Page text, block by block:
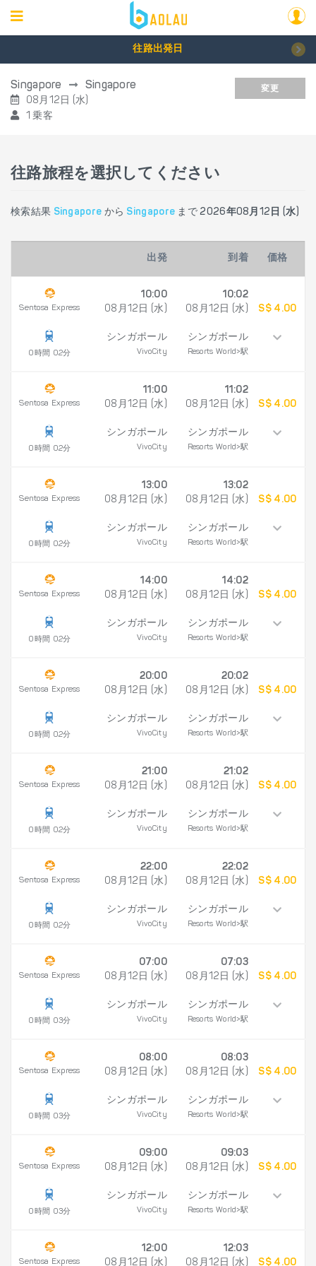
往路出発日
Singapore Singapore
08月12日 (水)
1 乗客
変更
往路旅程を選択してください
検索結果 Singapore から Singapore まで2026年08月12日 (水)
出発 到着 価格
Sentosa Express
0時間 02分
10:00
08月12日 (水)
シンガポール
VivoCity
10:02
08月12日 (水)
シンガポール
Resorts World>駅
S$ 4.00
Sentosa Express
0時間 02分
11:00
08月12日 (水)
シンガポール
VivoCity
11:02
08月12日 (水)
シンガポール
Resorts World>駅
S$ 4.00
Sentosa Express
0時間 02分
13:00
08月12日 (水)
シンガポール
VivoCity
13:02
08月12日 (水)
シンガポール
Resorts World>駅
S$ 4.00
Sentosa Express
0時間 02分
14:00
08月12日 (水)
シンガポール
VivoCity
14:02
08月12日 (水)
シンガポール
Resorts World>駅
S$ 4.00
Sentosa Express
0時間 02分
20:00
08月12日 (水)
シンガポール
VivoCity
20:02
08月12日 (水)
シンガポール
Resorts World>駅
S$ 4.00
Sentosa Express
0時間 02分
21:00
08月12日 (水)
シンガポール
VivoCity
21:02
08月12日 (水)
シンガポール
Resorts World>駅
S$ 4.00
Sentosa Express
0時間 02分
22:00
08月12日 (水)
シンガポール
VivoCity
22:02
08月12日 (水)
シンガポール
Resorts World>駅
S$ 4.00
Sentosa Express
0時間 03分
07:00
08月12日 (水)
シンガポール
VivoCity
07:03
08月12日 (水)
シンガポール
Resorts World>駅
S$ 4.00
Sentosa Express
0時間 03分
08:00
08月12日 (水)
シンガポール
VivoCity
08:03
08月12日 (水)
シンガポール
Resorts World>駅
S$ 4.00
Sentosa Express
0時間 03分
09:00
08月12日 (水)
シンガポール
VivoCity
09:03
08月12日 (水)
シンガポール
Resorts World>駅
S$ 4.00
Sentosa Express
12:00
08月12日 (水)
12:03
08月12日 (水)
S$ 4.00